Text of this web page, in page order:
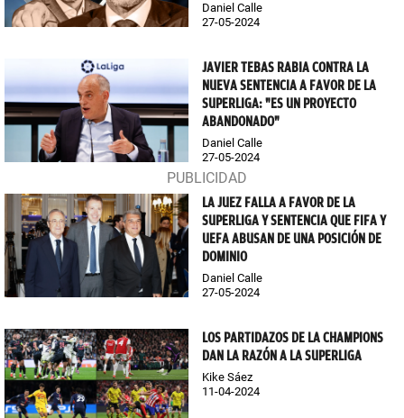
Daniel Calle
27-05-2024
JAVIER TEBAS RABIA CONTRA LA
NUEVA SENTENCIA A FAVOR DE LA
SUPERLIGA: "ES UN PROYECTO
ABANDONADO"
Daniel Calle
27-05-2024
LA JUEZ FALLA A FAVOR DE LA
SUPERLIGA Y SENTENCIA QUE FIFA Y
UEFA ABUSAN DE UNA POSICIÓN DE
DOMINIO
Daniel Calle
27-05-2024
LOS PARTIDAZOS DE LA CHAMPIONS
DAN LA RAZÓN A LA SUPERLIGA
Kike Sáez
11-04-2024